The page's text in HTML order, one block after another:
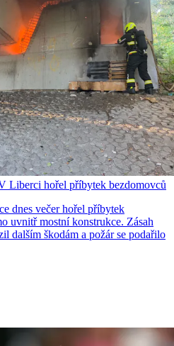
Liberci hořel příbytek bezdomovců
dnes večer hořel příbytek
uvnitř mostní konstrukce. Zásah
dalším škodám a požár se podařilo